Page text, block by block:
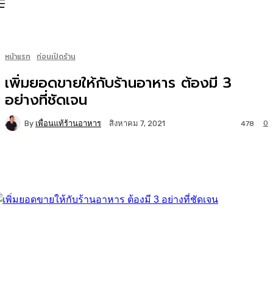
หน้าแรก ก่อนเปิดร้าน
เพิ่มยอดขายให้กับร้านอาหาร ต้องมี 3
อย่างที่ชัดเจน
By เพื่อนแท้ร้านอาหาร สิงหาคม 7, 2021 0
478